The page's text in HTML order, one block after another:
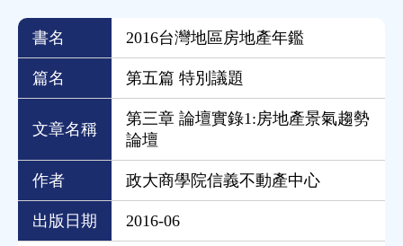
書名 2016台灣地區房地產年鑑
篇名 第五篇 特別議題
文章名稱
第三章 論壇實錄1:房地產景氣趨勢
論壇
作者 政大商學院信義不動產中心
出版日期 2016-06